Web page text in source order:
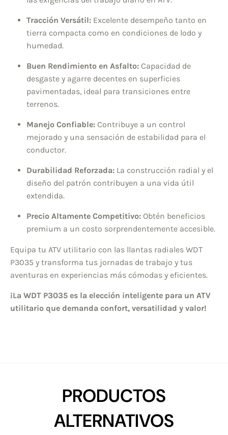
Tracción Versátil: Excelente desempeño tanto en
tierra compacta como en condiciones de lodo y
humedad.
Buen Rendimiento en Asfalto: Capacidad de
desgaste y agarre decentes en superficies
pavimentadas, ideal para transiciones entre
terrenos.
Manejo Confiable: Contribuye a un control
mejorado y una sensación de estabilidad para el
conductor.
Durabilidad Reforzada: La construcción radial y el
diseño del patrón contribuyen a una vida útil
extendida.
Precio Altamente Competitivo: Obtén beneficios
premium a un costo sorprendentemente accesible.
Equipa tu ATV utilitario con las llantas radiales WDT
P3035 y transforma tus jornadas de trabajo y tus
aventuras en experiencias más cómodas y eficientes.
¡La WDT P3035 es la elección inteligente para un ATV
utilitario que demanda confort, versatilidad y valor!
PRODUCTOS
ALTERNATIVOS